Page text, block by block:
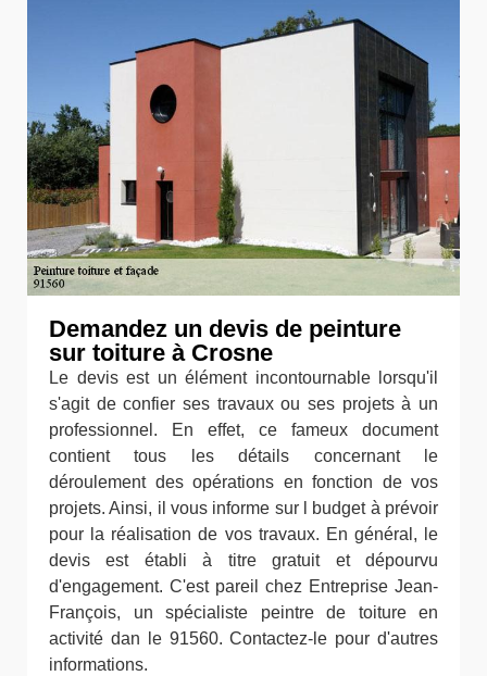
Demandez un devis de peinture
sur toiture à Crosne
Le devis est un élément incontournable lorsqu'il
s'agit de confier ses travaux ou ses projets à un
professionnel. En effet, ce fameux document
contient tous les détails concernant le
déroulement des opérations en fonction de vos
projets. Ainsi, il vous informe sur l budget à prévoir
pour la réalisation de vos travaux. En général, le
devis est établi à titre gratuit et dépourvu
d'engagement. C'est pareil chez Entreprise Jean-
François, un spécialiste peintre de toiture en
activité dan le 91560. Contactez-le pour d'autres
informations.